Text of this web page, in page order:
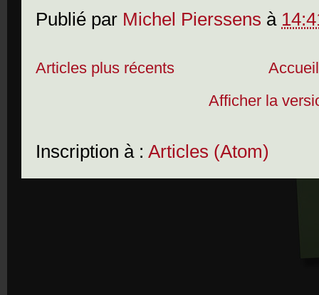
Publié par Michel Pierssens à
Articles plus récents
Accueil
Afficher la
Inscription à : Articles (Atom)